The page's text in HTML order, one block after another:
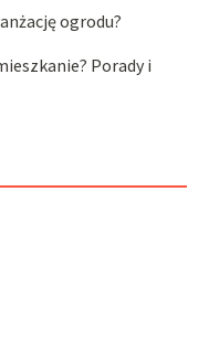
ogrodu?
Porady i